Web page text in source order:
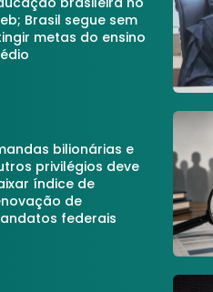
Brasil segue sem
metas do ensino
bilionárias e
privilégios deve
índice de
de
federais